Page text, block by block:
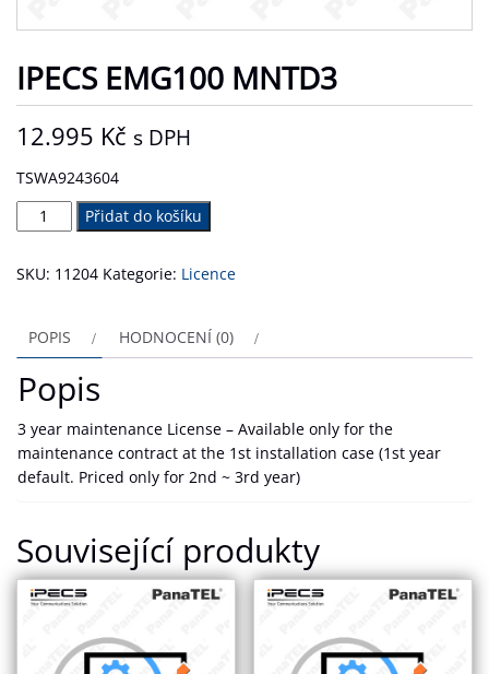
IPECS EMG100 MNTD3
12.995 Kč s DPH
TSWA9243604
iPECS
eMG100
množství
Přidat do košíku
SKU: 11204 Kategorie: Licence
POPIS HODNOCENÍ (0)
Popis
3 year maintenance License – Available only for the
maintenance contract at the 1st installation case (1st year
default. Priced only for 2nd ~ 3rd year)
Související produkty